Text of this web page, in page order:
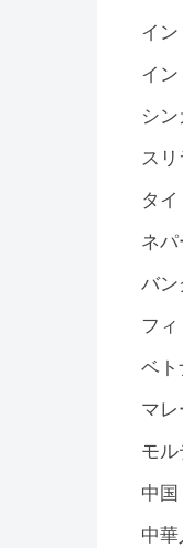
イン
イン
シ
スリ
タイ
ネ
バン
フィ
ベト
マレ
モル
中国
中華